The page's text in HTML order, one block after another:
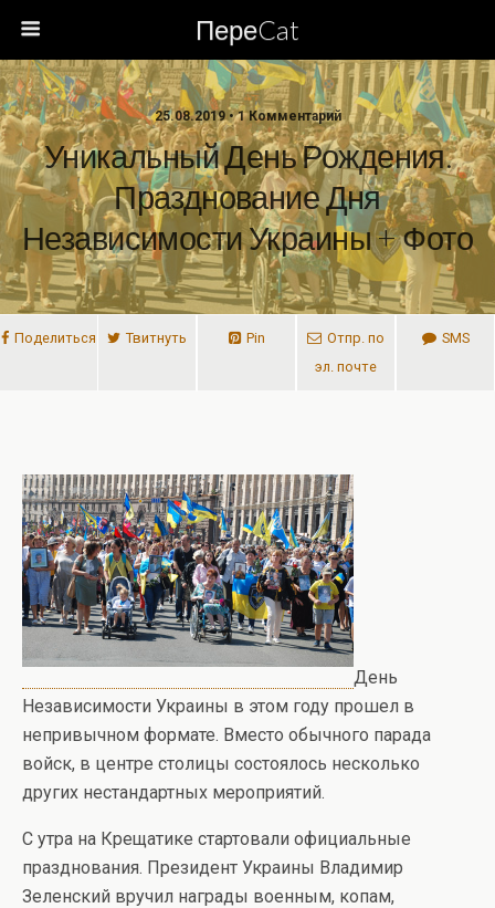
ПереCat
25.08.2019 • 1 Комментарий
Уникальный День Рождения.
Празднование Дня
Независимости Украины + Фото
Поделиться Твитнуть Pin
Отпр. по
эл. почте
SMS
День
Независимости Украины в этом году прошел в
непривычном формате. Вместо обычного парада
войск, в центре столицы состоялось несколько
других нестандартных мероприятий.
С утра на Крещатике стартовали официальные
празднования. Президент Украины Владимир
Зеленский вручил награды военным, копам,